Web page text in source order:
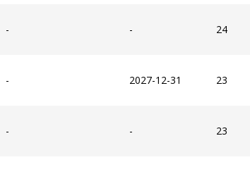
- - 24
- 2027-12-31 23
- - 23